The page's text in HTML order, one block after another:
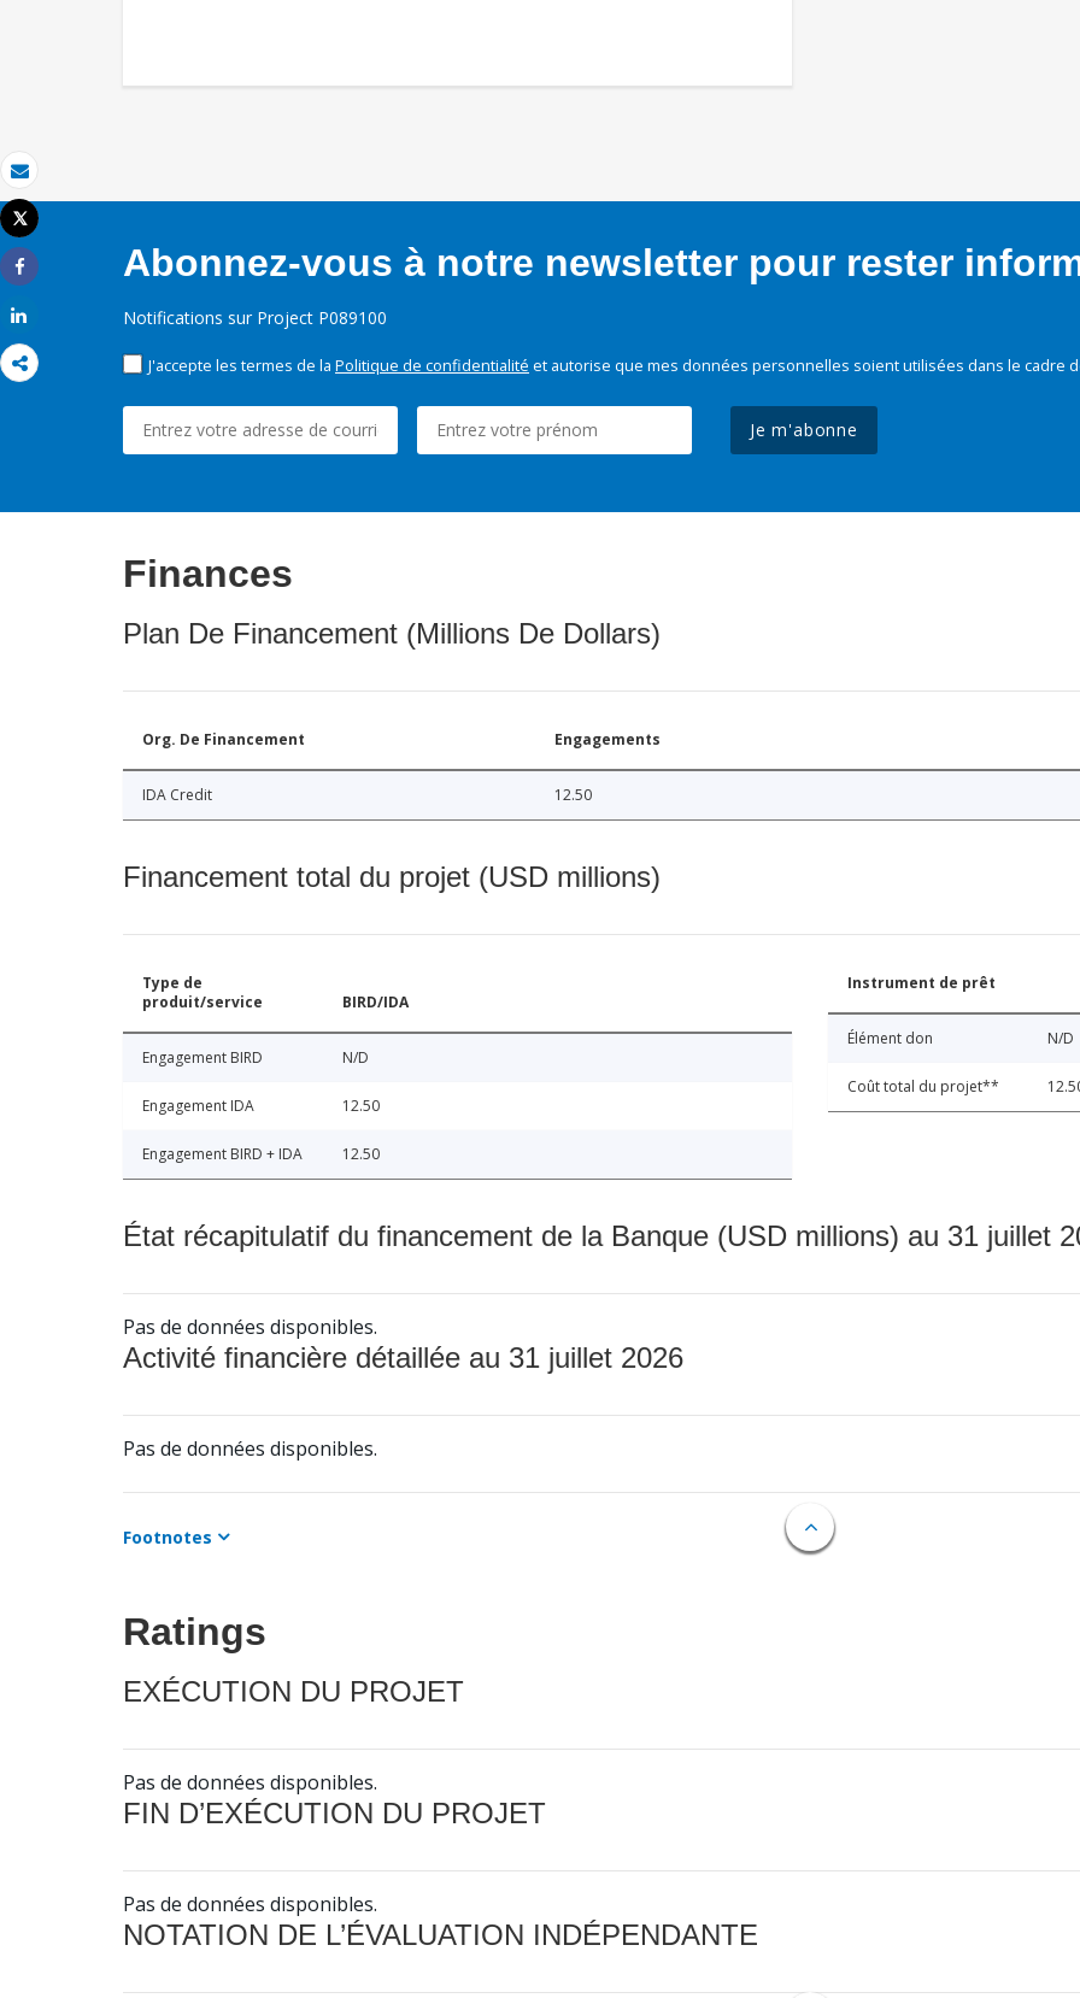
Email
Imprimer
Tweet
Share
Abonnez-vous à notre newsletter pour rester
Notifications sur Project P089100
J'accepte les termes de la Politique de confidentialité et autorise que mes données personnelles soient utilisées dans le cadre
Je m'abonne
Finances
Plan De Financement (Millions De Dollars)
Org. De Financement Engagements
IDA Credit 12.50
Financement total du projet (USD millions)
Type de
produit/service
BIRD/IDA
Engagement BIRD N/D
Engagement IDA 12.50
Engagement BIRD + IDA 12.50
Instrument de prêt
Élément don N/D
Coût total du projet**
État récapitulatif du financement de la Banque (USD millions) au 31 juillet
Pas de données disponibles.
Activité financière détaillée au 31 juillet 2026
Pas de données disponibles.
Footnotes
Ratings
EXÉCUTION DU PROJET
Pas de données disponibles.
FIN D’EXÉCUTION DU PROJET
Pas de données disponibles.
NOTATION DE L’ÉVALUATION INDÉPENDANTE